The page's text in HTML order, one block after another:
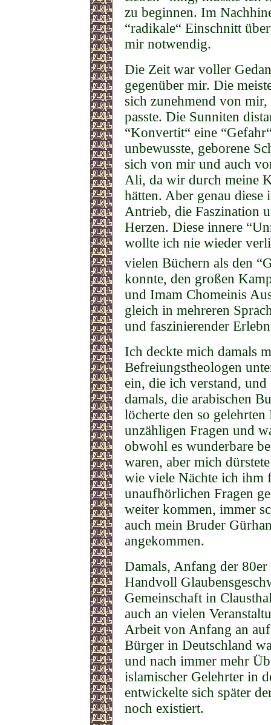
zu beginnen. Im
“radikale“ Einschnitt
mir notwendig.
Die Zeit war voller
gegenüber mir. Die
sich zunehmend von
passte. Die Sunniten
“Konvertit“ eine
unbewusste, geborene
sich von mir und auch
Ali, da wir durch meine
hätten. Aber genau
Antrieb, die Faszination
Herzen. Diese innere
wollte ich nie wieder
vielen Büchern als den
konnte, den großen
und Imam Chomeinis
gleich in mehreren
und faszinierender
Ich deckte mich damals
Befreiungstheologen
ein, die ich verstand,
damals, die arabischen
löcherte den so
unzähligen Fragen und
obwohl es wunderbare
waren, aber mich
wie viele Nächte ich ihm
unaufhörlichen Fragen
weiter kommen, immer
auch mein Bruder
angekommen.
Damals, Anfang der
Handvoll
Gemeinschaft in
auch an vielen
Arbeit von Anfang an
Bürger in Deutschland
und nach immer mehr
islamischer Gelehrter in
entwickelte sich später
noch existiert.